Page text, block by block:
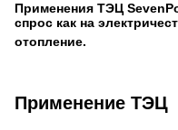
Применения ТЭЦ
спрос как на
отопление.
Применение ТЭЦ